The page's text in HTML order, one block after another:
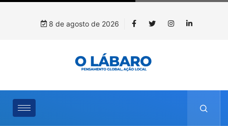
8 de agosto de 2026